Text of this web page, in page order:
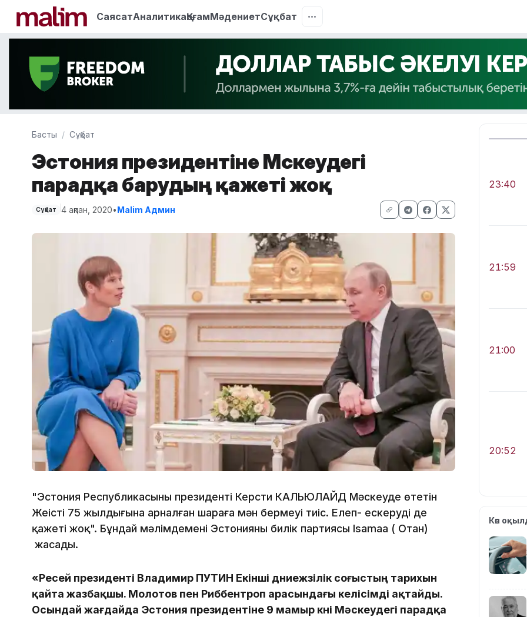
СаясатАналитикаҚоғамМәдениетСұқбат
Басты Сұқбат
Эстония президентіне Мәскеудегі
парадқа барудың қажеті жоқ
Сұқбат 4 ақпан, 2020•Malim Админ
"Эстония Республикасының президенті Керсти КАЛЬЮЛАЙД Мәскеуде өтетін
Жеңістің 75 жылдығына арналған шараға мән бермеуі тиіс. Елеп- ескерудің де
қажеті жоқ". Бұндай мәлімдемені Эстонияның билік партиясы Isamaa ( Отан)
жасады.
«Ресей президенті Владимир ПУТИН Екінші дүниежүзілік соғыстың тарихын
қайта жазбақшы. Молотов пен Риббентроп арасындағы келісімді ақтайды.
Осындай жағдайда Эстония президентіне 9 мамыр күні Мәскеудегі парадқа
23:40
21:59
21:00
20:52
19:39
Көп